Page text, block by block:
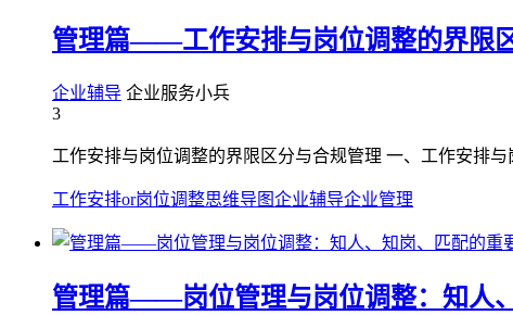
管理篇——工作安排与岗位调整的界限
企业辅导 企业服务小兵
3
工作安排与岗位调整的界限区分与合规管理 一、工作安排
工作安排or岗位调整思维导图企业辅导企业管理
管理篇——岗位管理与岗位调整：知人